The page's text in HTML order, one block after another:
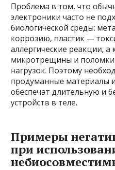
Проблема в том, что
электроники часто не
биологической среды:
коррозию, пластик —
аллергические реакции,
микротрещины и поломки
нагрузок. Поэтому
продуманные материалы
обеспечат длительную и
устройств в теле.
Примеры
при